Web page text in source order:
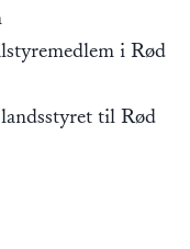
i Rød
til Rød